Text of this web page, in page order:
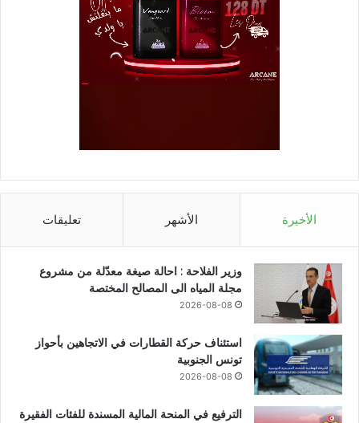
الأخيرة الأشهر تعليقات
وزير الفلاحة : احالة صيغة معدّلة من مشروع
مجلة المياه الى المصالح المختصة
2026-08-08
استئناف حركة القطارات في الاتجاهين بأحواز
تونس الجنوبية
2026-08-08
الترفيع في المنحة المالية المسندة للفئات الفقيرة